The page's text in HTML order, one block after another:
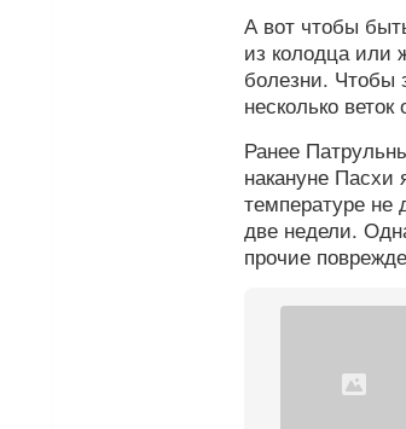
А вот чтобы
из колодца или
болезни. Чтобы
несколько
Ранее
накануне Пасхи
температуре
две недели.
прочие